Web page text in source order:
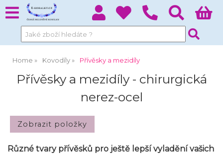
Home Kovodíly Přívěsky a mezidíly
Přívěsky a mezidíly - chirurgická
nerez-ocel
Různé tvary přívěsků pro ještě lepší vyladění vašich